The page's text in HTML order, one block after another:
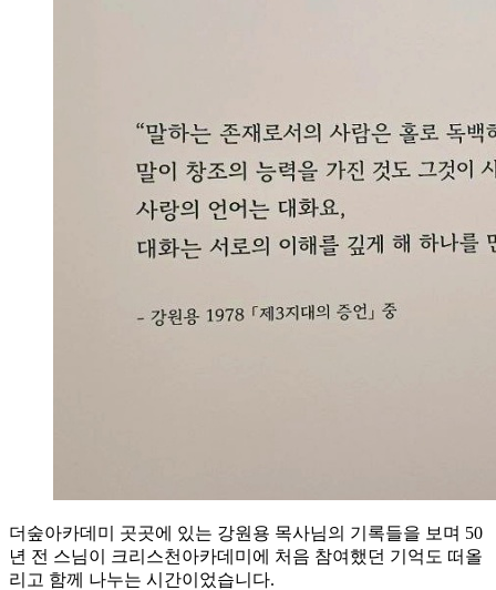
더숲아카데미 곳곳에 있는 강원용 목사님의 기록들을 보며 50
년 전 스님이 크리스천아카데미에 처음 참여했던 기억도 떠올
리고 함께 나누는 시간이었습니다.